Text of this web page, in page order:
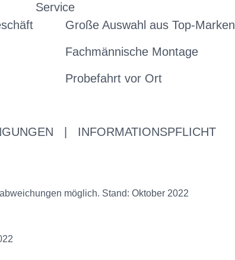
Service
Große Auswahl aus Top-Marken
Fachmännische Montage
Probefahrt vor Ort
INFORMATIONSPFLICHT
möglich. Stand: Oktober 2022